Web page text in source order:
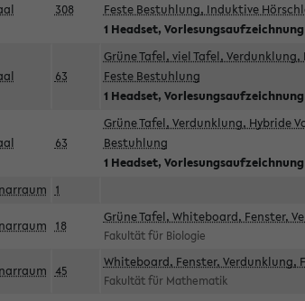
308
Feste Bestuhlung, Induktive
1 Headset,
63
Grüne Tafel, viel Tafel,
Feste Bestuhlung
1 Headset,
63
Grüne Tafel, Verdunklung, Hybride
Bestuhlung
1 Headset,
1
18
Grüne Tafel, Whiteboard, Fenster,
Fakultät für Biologie
45
Whiteboard, Fenster, Verdunklung,
Fakultät für Mathematik